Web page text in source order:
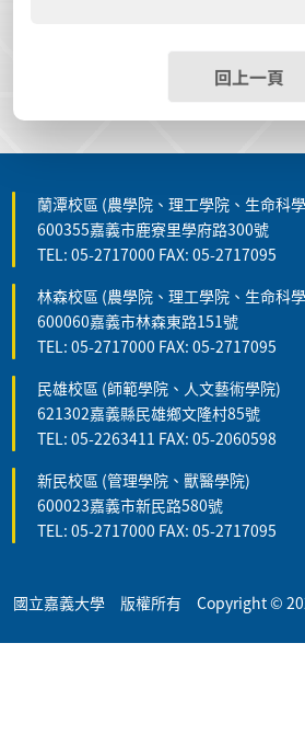
回上一頁
蘭潭校區 (農學院、理工學院、生命科
600355嘉義市鹿寮里學府路300號
TEL: 05-2717000 FAX: 05-2717095
林森校區 (農學院、理工學院、生命科
600060嘉義市林森東路151號
TEL: 05-2717000 FAX: 05-2717095
民雄校區 (師範學院、人文藝術學院)
621302嘉義縣民雄鄉文隆村85號
TEL: 05-2263411 FAX: 05-2060598
新民校區 (管理學院、獸醫學院)
600023嘉義市新民路580號
TEL: 05-2717000 FAX: 05-2717095
國立嘉義大學 版權所有 Copyright ©